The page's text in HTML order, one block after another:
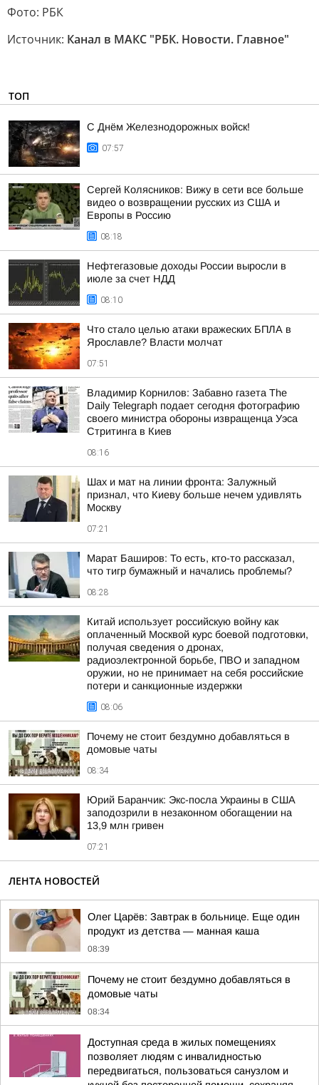
Фото: РБК
Источник: Канал в МАКС "РБК. Новости. Главное"
ТОП
С Днём Железнодорожных войск!
07:57
Сергей Колясников: Вижу в сети все больше
видео о возвращении русских из США и
Европы в Россию
08:18
Нефтегазовые доходы России выросли в
июле за счет НДД
08:10
Что стало целью атаки вражеских БПЛА в
Ярославле? Власти молчат
07:51
Владимир Корнилов: Забавно газета The
Daily Telegraph подает сегодня фотографию
своего министра обороны извращенца Уэса
Стритинга в Киев
08:16
Шах и мат на линии фронта: Залужный
признал, что Киеву больше нечем удивлять
Москву
07:21
Марат Баширов: То есть, кто-то рассказал,
что тигр бумажный и начались проблемы?
08:28
Китай использует российскую войну как
оплаченный Москвой курс боевой подготовки,
получая сведения о дронах,
радиоэлектронной борьбе, ПВО и западном
оружии, но не принимает на себя российские
потери и санкционные издержки
08:06
Почему не стоит бездумно добавляться в
домовые чаты
08:34
Юрий Баранчик: Экс-посла Украины в США
заподозрили в незаконном обогащении на
13,9 млн гривен
07:21
ЛЕНТА НОВОСТЕЙ
Олег Царёв: Завтрак в больнице. Еще один
продукт из детства — манная каша
08:39
Почему не стоит бездумно добавляться в
домовые чаты
08:34
Доступная среда в жилых помещениях
позволяет людям с инвалидностью
передвигаться, пользоваться санузлом и